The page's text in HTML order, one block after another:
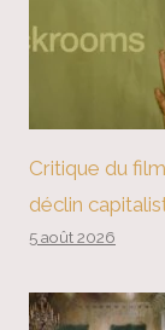
Critique du
déclin
5 août 2026